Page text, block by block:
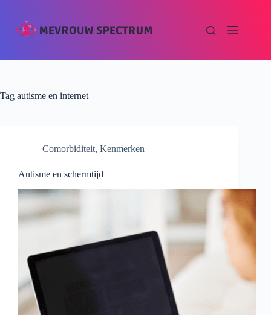
Tag autisme en internet
Comorbiditeit, Kenmerken
Autisme en schermtijd